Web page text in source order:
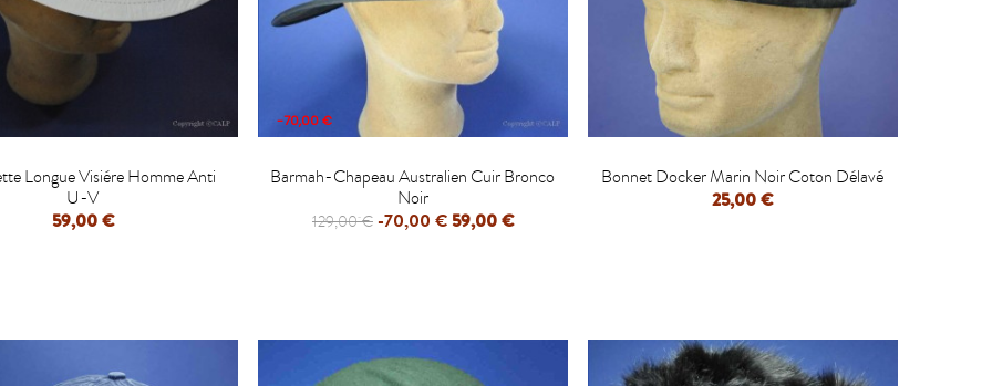
Longue Visiére Homme Anti
U-V
59,00 €
-70,00 €

Barmah-Chapeau Australien Cuir Bronco
Noir
129,00 € -70,00 € 59,00 €

Bonnet Docker Marin Noir Coton Délavé
25,00 €